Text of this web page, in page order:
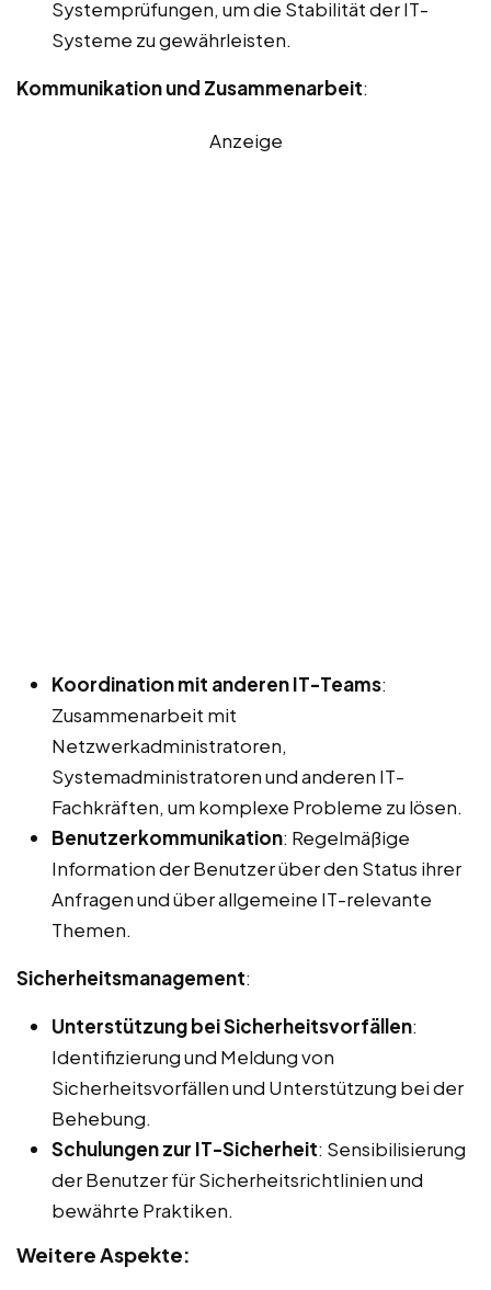
Systemprüfungen, um die Stabilität der IT-
Systeme zu gewährleisten.
Kommunikation und Zusammenarbeit:
Anzeige
Koordination mit anderen IT-Teams:
Zusammenarbeit mit
Netzwerkadministratoren,
Systemadministratoren und anderen IT-
Fachkräften, um komplexe Probleme zu lösen.
Benutzerkommunikation: Regelmäßige
Information der Benutzer über den Status ihrer
Anfragen und über allgemeine IT-relevante
Themen.
Sicherheitsmanagement:
Unterstützung bei Sicherheitsvorfällen:
Identifizierung und Meldung von
Sicherheitsvorfällen und Unterstützung bei der
Behebung.
Schulungen zur IT-Sicherheit: Sensibilisierung
der Benutzer für Sicherheitsrichtlinien und
bewährte Praktiken.
Weitere Aspekte: